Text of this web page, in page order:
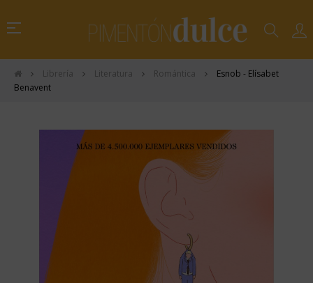
Navegación
palanca
☰
Librería Literatura Romántica
Esnob - Elísabet
Benavent